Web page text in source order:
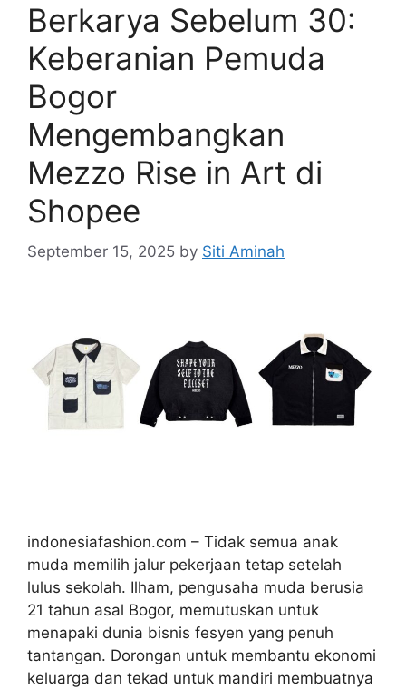
Berkarya Sebelum 30:
Keberanian Pemuda
Bogor
Mengembangkan
Mezzo Rise in Art di
Shopee
September 15, 2025 by Siti Aminah
indonesiafashion.com – Tidak semua anak
muda memilih jalur pekerjaan tetap setelah
lulus sekolah. Ilham, pengusaha muda berusia
21 tahun asal Bogor, memutuskan untuk
menapaki dunia bisnis fesyen yang penuh
tantangan. Dorongan untuk membantu ekonomi
keluarga dan tekad untuk mandiri membuatnya